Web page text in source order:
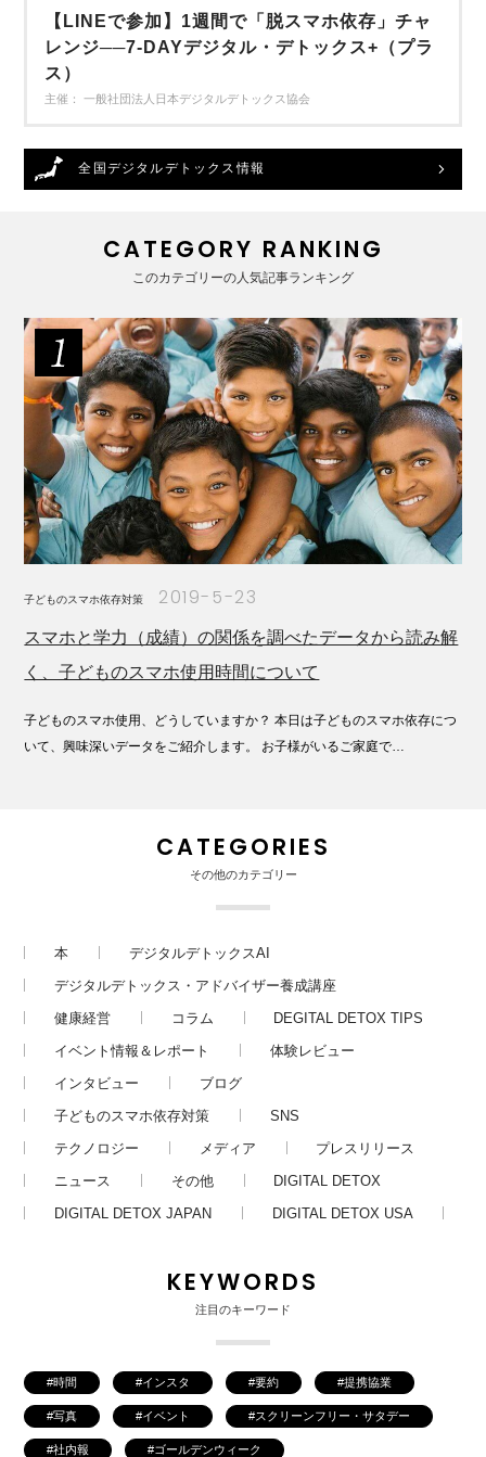
【LINEで参加】1週間で「脱スマホ依存」チャ
レンジ──7-DAYデジタル・デトックス+（プラ
ス）
主催： 一般社団法人日本デジタルデトックス協会
全国デジタルデトックス情報
CATEGORY RANKING
このカテゴリーの人気記事ランキング
子どものスマホ依存対策 2019-5-23
スマホと学力（成績）の関係を調べたデータから読み解
く、子どものスマホ使用時間について
子どものスマホ使用、どうしていますか？ 本日は子どものスマホ依存につ
いて、興味深いデータをご紹介します。 お子様がいるご家庭で…
CATEGORIES
その他のカテゴリー
本
デジタルデトックスAI
デジタルデトックス・アドバイザー養成講座
健康経営
コラム
DEGITAL DETOX TIPS
イベント情報＆レポート
体験レビュー
インタビュー
ブログ
子どものスマホ依存対策
SNS
テクノロジー
メディア
プレスリリース
ニュース
その他
DIGITAL DETOX
DIGITAL DETOX JAPAN
DIGITAL DETOX USA
KEYWORDS
注目のキーワード
時間 インスタ 要約 提携協業
写真 イベント スクリーンフリー・サタデー
社内報 ゴールデンウィーク